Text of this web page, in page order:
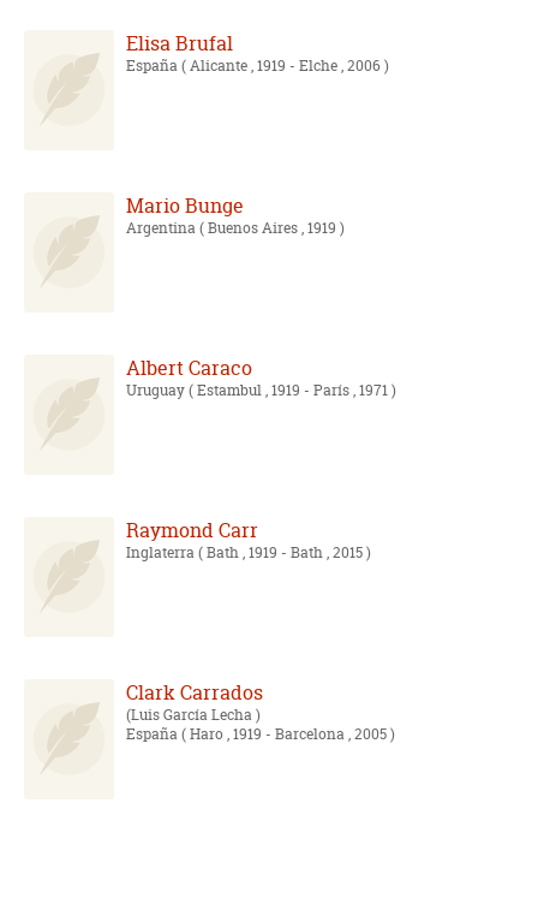
Elisa Brufal
España( Alicante , 1919 - Elche , 2006 )
Mario Bunge
Argentina( Buenos Aires , 1919 )
Albert Caraco
Uruguay( Estambul , 1919 - París , 1971 )
Raymond Carr
Inglaterra( Bath , 1919 - Bath , 2015 )
Clark Carrados
Luis García Lecha
España( Haro , 1919 - Barcelona , 2005 )